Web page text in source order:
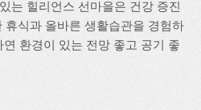
는 힐리언스 선마을은 건강 증진
식과 올바른 생활습관을 경험하
환경이 있는 전망 좋고 공기 좋